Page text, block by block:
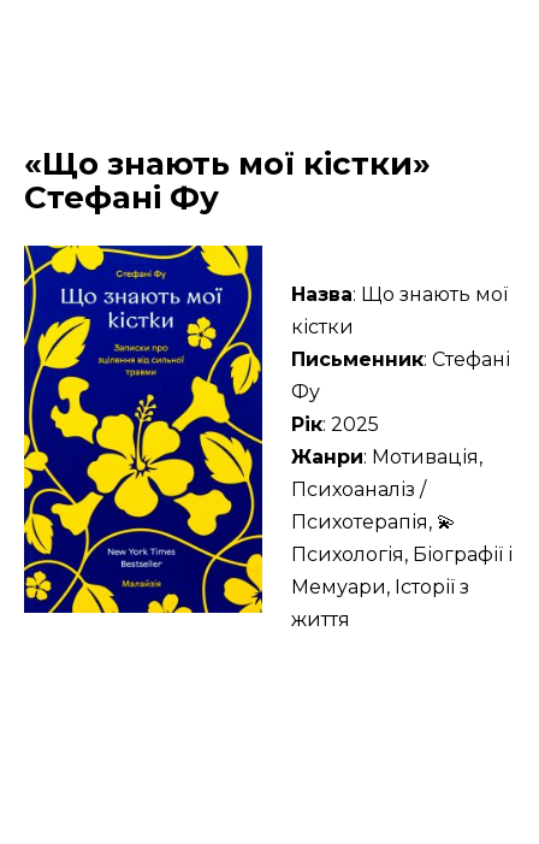
«Що знають мої кістки»
Стефані Фу
Назва: Що знають мої
кістки
Письменник: Стефані
Фу
Рік: 2025
Жанри: Мотивація,
Психоаналіз /
Психотерапія, 💫
Психологія, Біографії і
Мемуари, Історії з
життя